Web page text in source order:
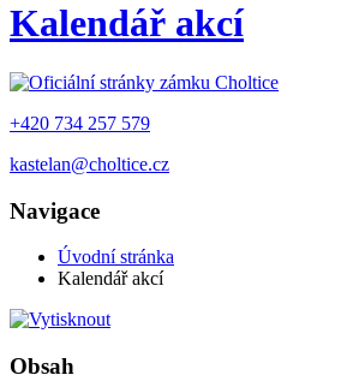
Kalendář akcí
+420 734 257 579
kastelan@choltice.cz
Navigace
Úvodní stránka
Kalendář akcí
Obsah